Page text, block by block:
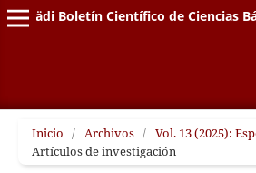
Pädi Boletín Científico de Ciencias
Inicio / Archivos / Vol. 13 (2025):
Artículos de investigación